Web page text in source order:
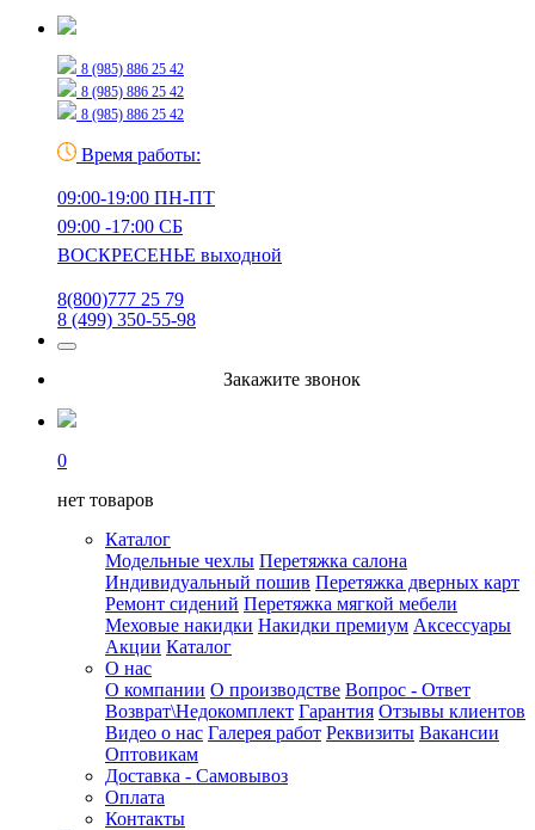
8 (985) 886 25 42
8 (985) 886 25 42
8 (985) 886 25 42
Время работы:
09:00-19:00 ПН-ПТ
09:00 -17:00 СБ
ВОСКРЕСЕНЬЕ выходной
8(800)777 25 79
8 (499) 350-55-98
Закажите звонок
0
нет товаров
Каталог
Модельные чехлы Перетяжка салона
Индивидуальный пошив Перетяжка дверных карт
Ремонт сидений Перетяжка мягкой мебели
Меховые накидки Накидки премиум Аксессуары
Акции Каталог
О нас
О компании О производстве Вопрос - Ответ
Возврат\Недокомплект Гарантия Отзывы клиентов
Видео о нас Галерея работ Реквизиты Вакансии
Оптовикам
Доставка - Самовывоз
Оплата
Контакты